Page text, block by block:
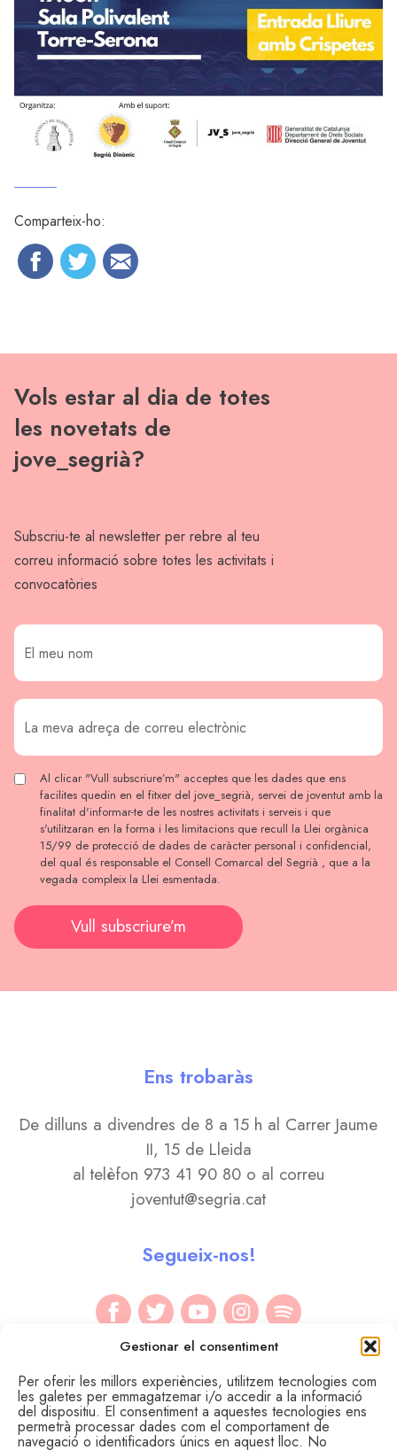
Gestionar el consentiment
Per oferir les millors experiències, utilitzem tecnologies com
les galetes per emmagatzemar i/o accedir a la informació
del dispositiu. El consentiment a aquestes tecnologies ens
permetrà processar dades com el comportament de
navegació o identificadors únics en aquest lloc. No
Comparteix-ho:
Vols estar al dia de totes
les novetats de
jove_segrià?
Subscriu-te al newsletter per rebre al teu
correu informació sobre totes les activitats i
convocatòries
Al clicar "Vull subscriure’m" acceptes que les dades que ens
facilites quedin en el fitxer del jove_segrià, servei de joventut amb la
finalitat d'informar-te de les nostres activitats i serveis i que
s'utilitzaran en la forma i les limitacions que recull la Llei orgànica
15/99 de protecció de dades de caràcter personal i confidencial,
del qual és responsable el Consell Comarcal del Segrià , que a la
vegada compleix la Llei esmentada.
Vull subscriure’m
Ens trobaràs
De dilluns a divendres de 8 a 15 h al Carrer Jaume
II, 15 de Lleida
al telèfon 973 41 90 80 o al correu
joventut@segria.cat
Segueix-nos!